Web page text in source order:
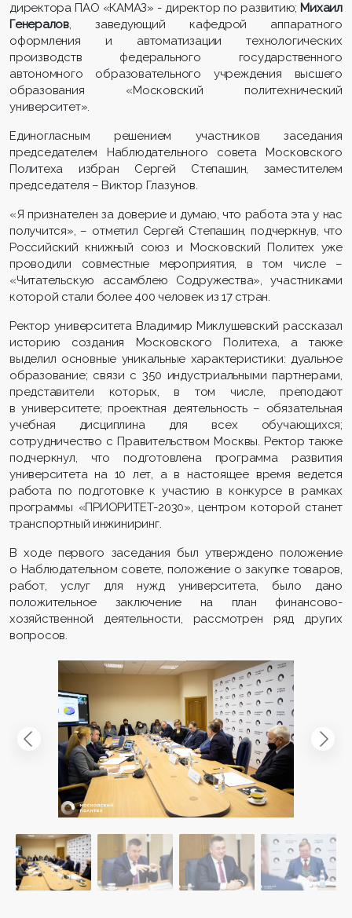
директора ПАО «КАМАЗ» - директор по развитию; Михаил
Генералов, заведующий кафедрой аппаратного
оформления и автоматизации технологических
производств федерального государственного
автономного образовательного учреждения высшего
образования «Московский политехнический
университет».
Единогласным решением участников заседания
председателем Наблюдательного совета Московского
Политеха избран Сергей Степашин, заместителем
председателя – Виктор Глазунов.
«Я признателен за доверие и думаю, что работа эта у нас
получится», – отметил Сергей Степашин, подчеркнув, что
Российский книжный союз и Московский Политех уже
проводили совместные мероприятия, в том числе –
«Читательскую ассамблею Содружества», участниками
которой стали более 400 человек из 17 стран.
Ректор университета Владимир Миклушевский рассказал
историю создания Московского Политеха, а также
выделил основные уникальные характеристики: дуальное
образование; связи с 350 индустриальными партнерами,
представители которых, в том числе, преподают
в университете; проектная деятельность – обязательная
учебная дисциплина для всех обучающихся;
сотрудничество с Правительством Москвы. Ректор также
подчеркнул, что подготовлена программа развития
университета на 10 лет, а в настоящее время ведется
работа по подготовке к участию в конкурсе в рамках
программы «ПРИОРИТЕТ-2030», центром которой станет
транспортный инжиниринг.
В ходе первого заседания был утверждено положение
о Наблюдательном совете, положение о закупке товаров,
работ, услуг для нужд университета, было дано
положительное заключение на план финансово-
хозяйственной деятельности, рассмотрен ряд других
вопросов.